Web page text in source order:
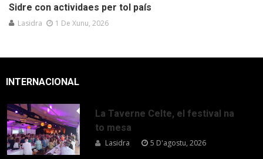
Sidre con actividaes per tol país
Lasidra 1 De Xunu, 2026
INTERNACIONAL
La Taverne Celte, el festival na
to mesa
Lasidra 5 D'agostu, 2026